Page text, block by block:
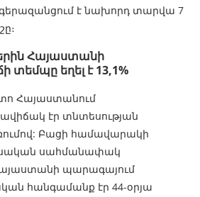
է նախորդ տարվա 7
Հայաստանի
տեմպը եղել է 13,1%
Հայաստանում
էր տնտեսության
Բացի համավարակի
սահմանափակ
պարագայում
հանգամանք էր 44-օրյա